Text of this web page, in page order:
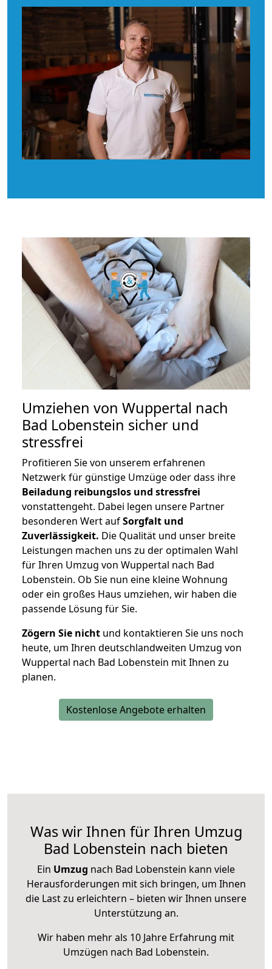
Umziehen von Wuppertal nach
Bad Lobenstein sicher und
stressfrei
Profitieren Sie von unserem erfahrenen
Netzwerk für günstige Umzüge oder dass ihre
Beiladung reibungslos und stressfrei
vonstattengeht. Dabei legen unsere Partner
besonderen Wert aufSorgfalt und
Zuverlässigkeit. Die Qualität und unser breite
Leistungen machen uns zu der optimalen Wahl
für Ihren Umzug von Wuppertal nach Bad
Lobenstein. Ob Sie nun eine kleine Wohnung
oder ein großes Haus umziehen, wir haben die
passende Lösung für Sie.
Zögern Sie nicht und kontaktieren Sie uns noch
heute, um Ihren deutschlandweiten Umzug von
Wuppertal nach Bad Lobenstein mit Ihnen zu
planen.
Kostenlose Angebote erhalten
Was wir Ihnen für Ihren Umzug
Bad Lobenstein nach bieten
Ein Umzug nach Bad Lobenstein kann viele
Herausforderungen mit sich bringen, um Ihnen
die Last zu erleichtern – bieten wir Ihnen unsere
Unterstützung an.
Wir haben mehr als 10 Jahre Erfahrung mit
Umzügen nach Bad Lobenstein.